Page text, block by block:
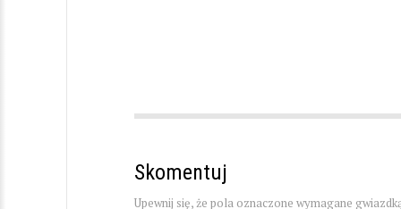
Skomentuj
Upewnij się, że pola oznaczone wymagane